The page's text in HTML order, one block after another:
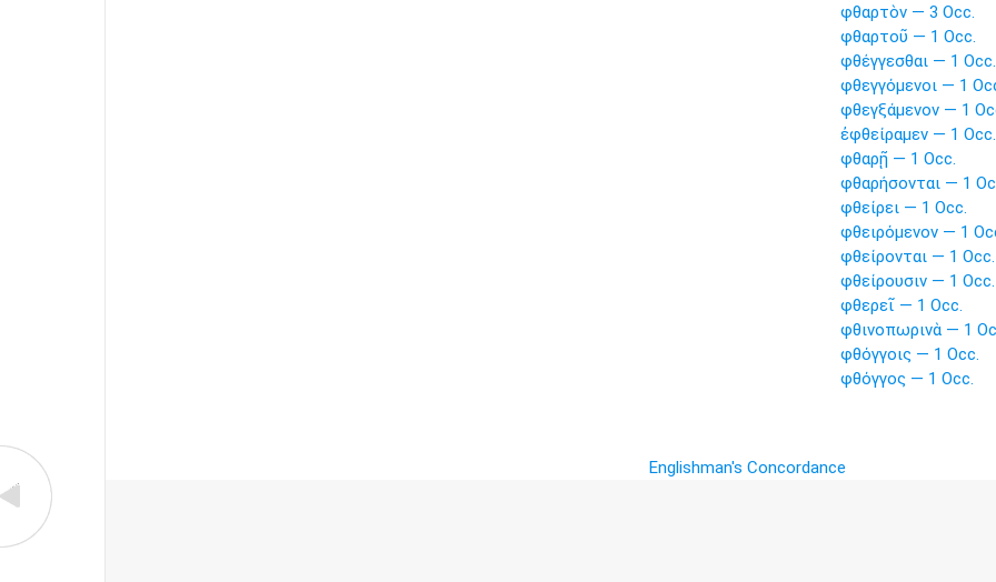
φθαρτὸν — 3 Occ.
φθαρτοῦ — 1 Occ.
φθέγγεσθαι — 1 Occ.
φθεγγόμενοι — 1
φθεγξάμενον — 1
ἐφθείραμεν — 1 Occ.
φθαρῇ — 1 Occ.
φθαρήσονται — 1
φθείρει — 1 Occ.
φθειρόμενον — 1
φθείρονται — 1 Occ.
φθείρουσιν — 1 Occ.
φθερεῖ — 1 Occ.
φθινοπωρινὰ — 1
φθόγγοις — 1 Occ.
φθόγγος — 1 Occ.
Englishman's Concordance